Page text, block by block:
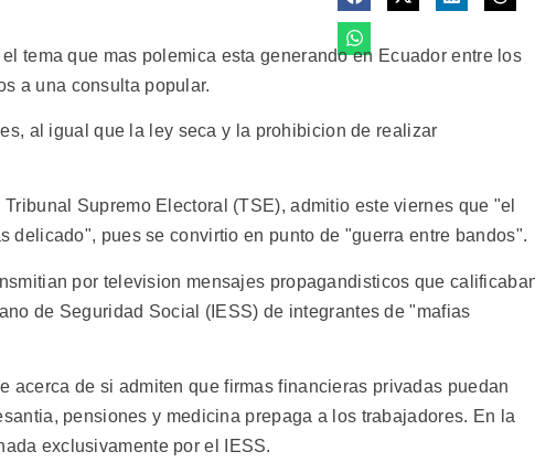
tema que mas polemica esta generando en Ecuador entre los
a una consulta popular.
al igual que la ley seca y la prohibicion de realizar
Supremo Electoral (TSE), admitio este viernes que "el
delicado", pues se convirtio en punto de "guerra entre bandos".
por television mensajes propagandisticos que
de Seguridad Social (IESS) de integrantes de "mafias
acerca de si admiten que firmas financieras privadas puedan
pensiones y medicina prepaga a los trabajadores. En la
exclusivamente por el IESS.